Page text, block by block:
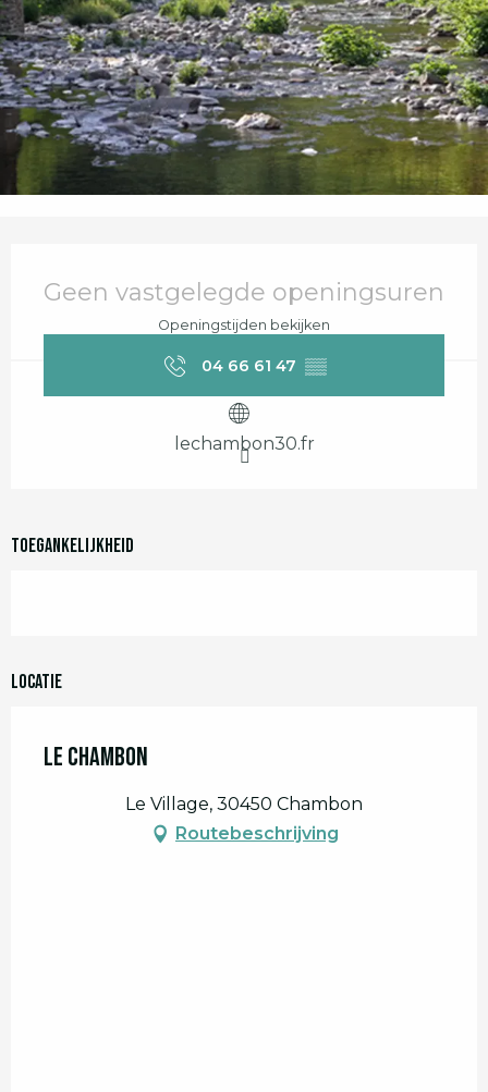
Geen vastgelegde openingsuren
Openingstijden bekijken
04 66 61 47 ▒▒
lechambon30.fr
Toegankelijkheid
Locatie
Le Chambon
Le Village, 30450 Chambon
Routebeschrijving